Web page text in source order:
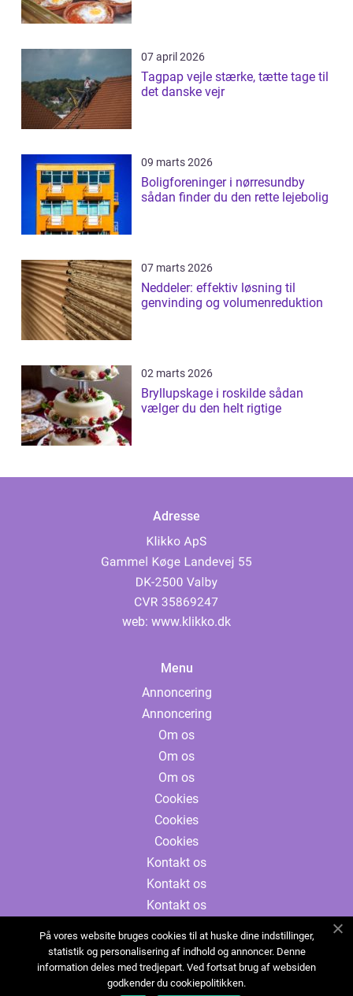
07 april 2026
Tagpap vejle stærke, tætte tage til
det danske vejr
09 marts 2026
Boligforeninger i nørresundby
sådan finder du den rette lejebolig
07 marts 2026
Neddeler: effektiv løsning til
genvinding og volumenreduktion
02 marts 2026
Bryllupskage i roskilde sådan
vælger du den helt rigtige
Adresse
web: www.klikko.dk
Menu
Annoncering
Annoncering
Om os
Om os
Om os
Cookies
Cookies
Cookies
Kontakt os
Kontakt os
Kontakt os
Sitemap
Sitemap
Annoncering
På vores website bruges cookies til at huske dine indstillinger,
statistik og personalisering af indhold og annoncer. Denne
information deles med tredjepart. Ved fortsat brug af websiden
godkender du cookiepolitikken.